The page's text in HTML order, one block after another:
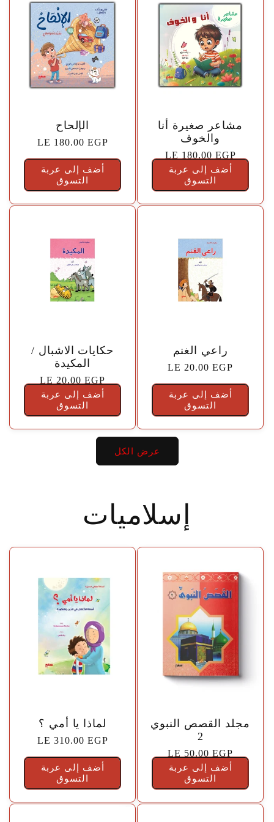
الإلحاح
السعر
الاعتيادي
LE 180.00 EGP
أضف إلى عربة
التسوق
مشاعر صغيرة أنا
والخوف
السعر
الاعتيادي
LE 180.00 EGP
أضف إلى عربة
التسوق
حكايات الاشبال /
المكيدة
السعر
الاعتيادي
LE 20.00 EGP
أضف إلى عربة
التسوق
راعي الغنم
السعر
الاعتيادي
LE 20.00 EGP
أضف إلى عربة
التسوق
عرض الكل
إسلاميات
لماذا يا أمي ؟
السعر
الاعتيادي
LE 310.00 EGP
أضف إلى عربة
التسوق
🤍
مجلد القصص النبوي
2
السعر
الاعتيادي
LE 50.00 EGP
أضف إلى عربة
التسوق